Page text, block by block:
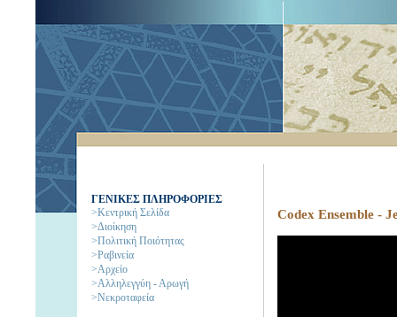
ΓΕΝΙΚΕΣ ΠΛΗΡΟΦΟΡΙΕΣ
>Κεντρική Σελίδα
>Διοίκηση
>Πολιτική Ποιότητας
>Ραβινεία
>Αρχείο
>Αλληλεγγύη - Αρωγή
>Νεκροταφεία
Codex Ensemble -